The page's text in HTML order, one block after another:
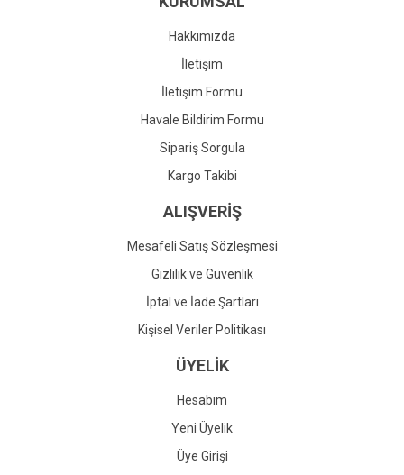
Gönder
Hakkımızda
İletişim
İletişim Formu
Havale Bildirim Formu
Sipariş Sorgula
Kargo Takibi
ALIŞVERİŞ
Mesafeli Satış Sözleşmesi
Gizlilik ve Güvenlik
İptal ve İade Şartları
Kişisel Veriler Politikası
ÜYELİK
Hesabım
Yeni Üyelik
Üye Girişi